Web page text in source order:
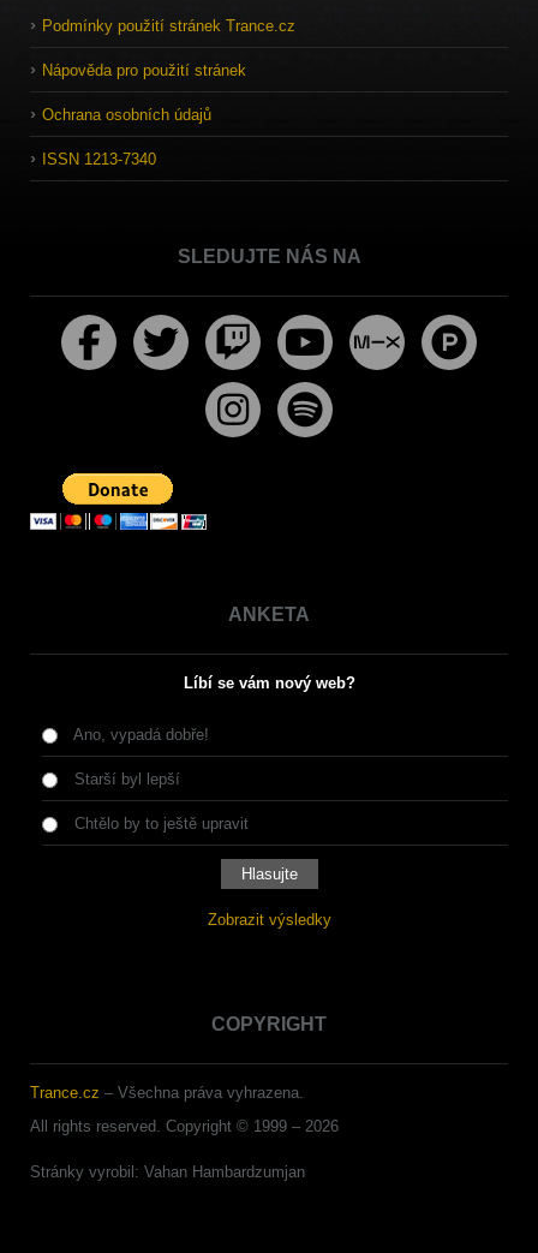
Podmínky použití stránek Trance.cz
Nápověda pro použití stránek
Ochrana osobních údajů
ISSN 1213-7340
SLEDUJTE NÁS NA
ANKETA
Líbí se vám nový web?
Ano, vypadá dobře!
Starší byl lepší
Chtělo by to ještě upravit
Zobrazit výsledky
COPYRIGHT
Trance.cz – Všechna práva vyhrazena.
All rights reserved. Copyright © 1999 – 2026
Stránky vyrobil: Vahan Hambardzumjan